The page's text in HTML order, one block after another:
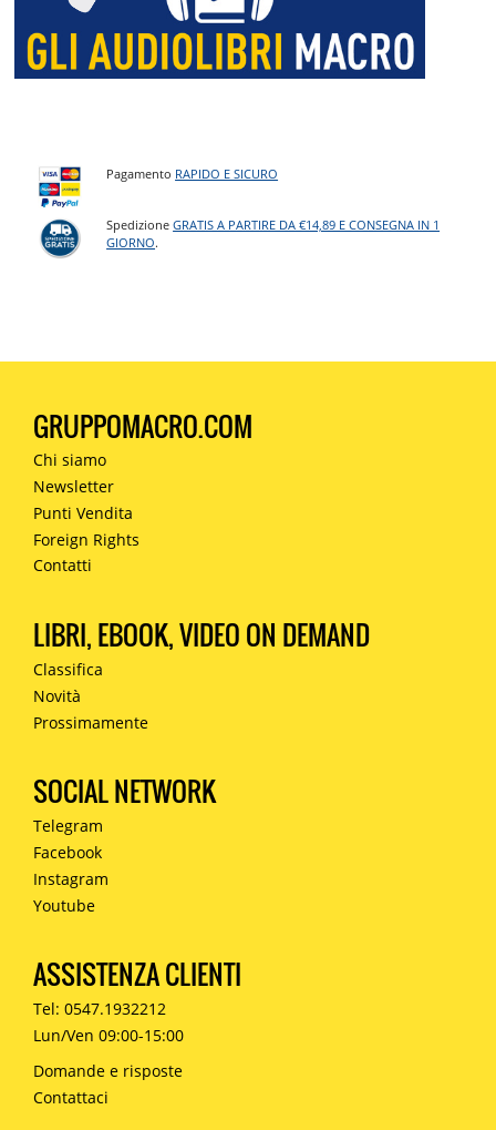
Pagamento RAPIDO E SICURO
SpedizioneGRATIS A PARTIRE DA €14,89 E CONSEGNA IN 1
GIORNO.
GRUPPOMACRO.COM
Chi siamo
Newsletter
Punti Vendita
Foreign Rights
Contatti
LIBRI, EBOOK, VIDEO ON DEMAND
Classifica
Novità
Prossimamente
SOCIAL NETWORK
Telegram
Facebook
Instagram
Youtube
ASSISTENZA CLIENTI
Tel: 0547.1932212
Lun/Ven 09:00-15:00
Domande e risposte
Contattaci